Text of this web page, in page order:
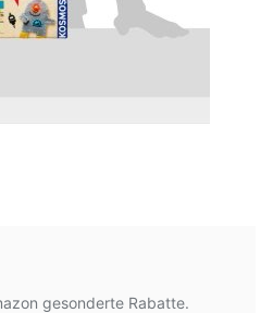
gesonderte Rabatte.